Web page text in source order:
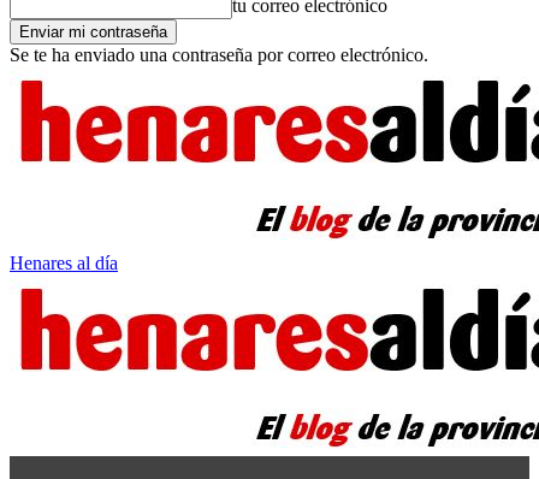
tu correo electrónico
Se te ha enviado una contraseña por correo electrónico.
Henares al día